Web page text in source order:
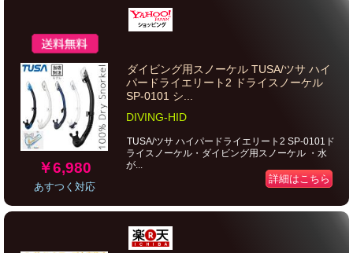
￥6,980
あすつく対応
ダイビング用スノーケル TUSA/ツサ ハイ
パードライエリート2 ドライスノーケル
SP-0101 シ...
DIVING-HID
TUSA/ツサ ハイパードライエリート2 SP-0101ド
ライスノーケル・ダイビング用スノーケル ・水
が...
詳細はこちら